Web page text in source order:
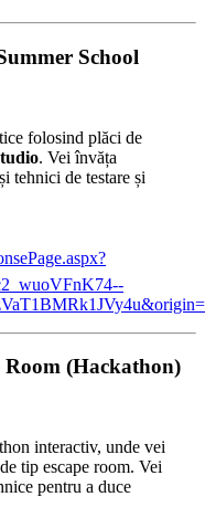
School
folosind plăci de
. Vei învăța
tehnici de testare și
Room (Hackathon)
interactiv, unde vei
tip escape room. Vei
pentru a duce